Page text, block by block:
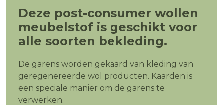
Deze post-consumer wollen
meubelstof is geschikt voor
alle soorten bekleding.
De garens worden gekaard van kleding van
geregenereerde wol producten. Kaarden is
een speciale manier om de garens te
verwerken.